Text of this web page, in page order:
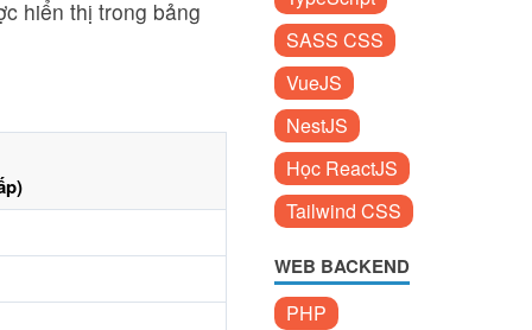
hiển thị trong bảng
SASS CSS
VueJS
NestJS
Học ReactJS
Tailwind CSS
WEB BACKEND
PHP